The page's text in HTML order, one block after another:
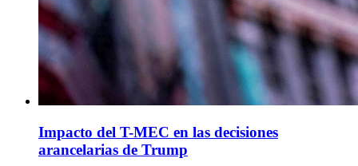
Impacto del T-MEC en las decisiones
arancelarias de Trump